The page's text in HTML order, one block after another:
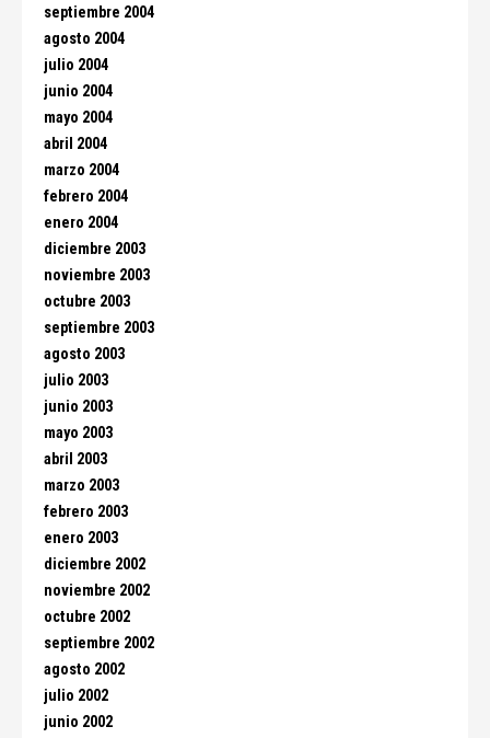
septiembre 2004
agosto 2004
julio 2004
junio 2004
mayo 2004
abril 2004
marzo 2004
febrero 2004
enero 2004
diciembre 2003
noviembre 2003
octubre 2003
septiembre 2003
agosto 2003
julio 2003
junio 2003
mayo 2003
abril 2003
marzo 2003
febrero 2003
enero 2003
diciembre 2002
noviembre 2002
octubre 2002
septiembre 2002
agosto 2002
julio 2002
junio 2002